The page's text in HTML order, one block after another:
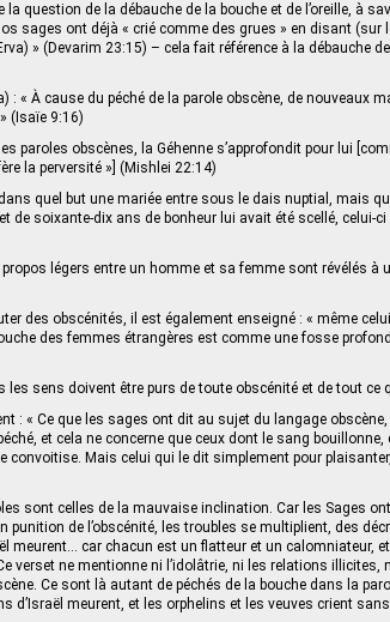
la question de la débauche de la bouche et de l’oreille, à
sages ont déjà « crié comme des grues » en disant (sur
» (Devarim 23:15) – cela fait référence à la débauche
: « À cause du péché de la parole obscène, de nouveaux
(Isaïe 9:16)
paroles obscènes, la Géhenne s’approfondit pour lui
la perversité »] (Mishlei 22:14)
quel but une mariée entre sous le dais nuptial, mais
de soixante-dix ans de bonheur lui avait été scellé, celui-
propos légers entre un homme et sa femme sont révélés à
des obscénités, il est également enseigné : « même
des femmes étrangères est comme une fosse
sens doivent être purs de toute obscénité et de tout ce
: « Ce que les sages ont dit au sujet du langage
et cela ne concerne que ceux dont le sang bouillonne,
Mais celui qui le dit simplement pour plaisanter,
sont celles de la mauvaise inclination. Car les Sages
punition de l’obscénité, les troubles se multiplient, des
meurent… car chacun est un flatteur et un calomniateur,
verset ne mentionne ni l’idolâtrie, ni les relations illicites,
Ce sont là autant de péchés de la bouche dans la
d’Israël meurent, et les orphelins et les veuves crient